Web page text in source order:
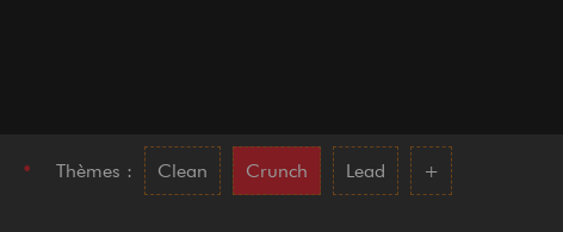
• Thèmes : Clean Crunch Lead +